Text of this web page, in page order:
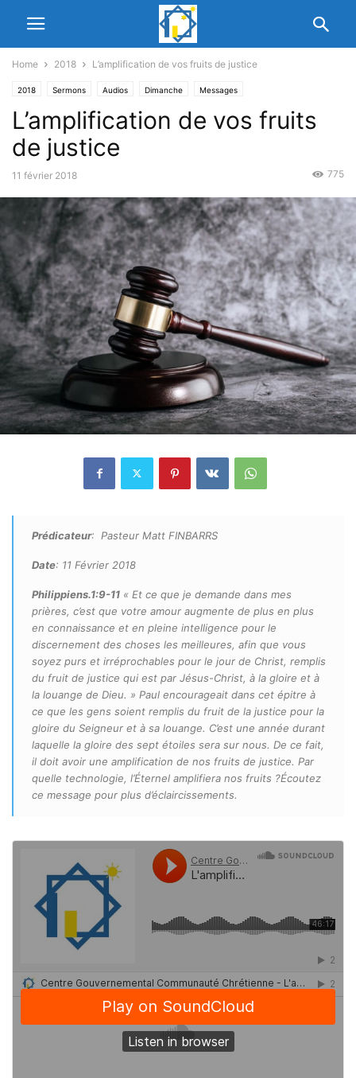
Home 2018 L’amplification de vos fruits de justice
2018 Sermons Audios Dimanche Messages
L’amplification de vos fruits
de justice
11 février 2018 775
Prédicateur: Pasteur Matt FINBARRS
Date: 11 Février 2018
Philippiens.1:9-11 « Et ce que je demande dans mes
prières, c’est que votre amour augmente de plus en plus
en connaissance et en pleine intelligence pour le
discernement des choses les meilleures, afin que vous
soyez purs et irréprochables pour le jour de Christ, remplis
du fruit de justice qui est par Jésus-Christ, à la gloire et à
la louange de Dieu. » Paul encourageait dans cet épitre à
ce que les gens soient remplis du fruit de la justice pour la
gloire du Seigneur et à sa louange. C’est une année durant
laquelle la gloire des sept étoiles sera sur nous. De ce fait,
il doit avoir une amplification de nos fruits de justice. Par
quelle technologie, l’Éternel amplifiera nos fruits ?Écoutez
ce message pour plus d’éclaircissements.